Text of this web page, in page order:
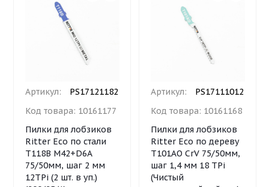
Артикул:
PS17121182
Код товара: 10161177
Пилки для лобзиков
Ritter Eco по стали
Т118B M42+D6A
75/50мм, шаг 2 мм
12TPi (2 шт. в уп.)
Артикул:
PS17111012
Код товара: 10161168
Пилки для лобзиков
Ritter Eco по дереву
Т101AO CrV 75/50мм,
шаг 1,4 мм 18 TPi
(Чистый